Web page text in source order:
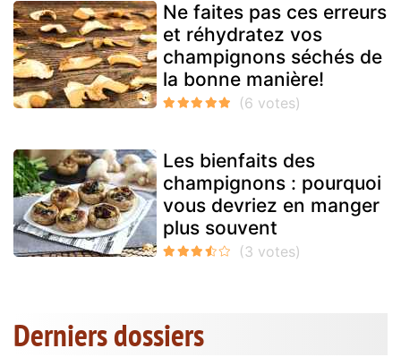
Ne faites pas ces erreurs
et réhydratez vos
champignons séchés de
la bonne manière!
Les bienfaits des
champignons : pourquoi
vous devriez en manger
plus souvent
Derniers dossiers